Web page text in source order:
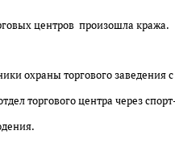
центров произошла кража.
охраны торгового заведения
торгового центра через